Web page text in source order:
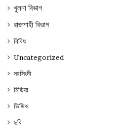
খুলনা বিভাগ
রাজশাহী বিভাগ
বিবিধ
Uncategorized
নরসিংদী
মিডিয়া
ভিডিও
ছবি